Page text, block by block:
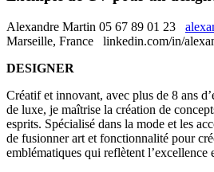
Alexandre Martin 05 67 89 01 23
Marseille, France linkedin.com/in/
DESIGNER
Créatif et innovant, avec plus de 8 ans
de luxe, je maîtrise la création de
esprits. Spécialisé dans la mode et les
de fusionner art et fonctionnalité pour
emblématiques qui reflètent l’excellence